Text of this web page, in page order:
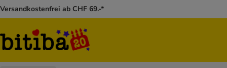
Versandkostenfrei ab CHF 69.-*